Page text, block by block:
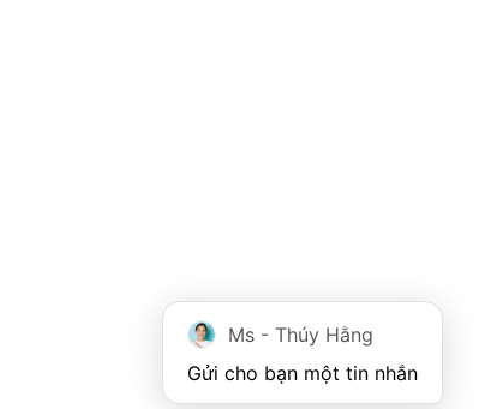
Ms - Thúy Hằng
Gửi cho bạn một tin nhắn